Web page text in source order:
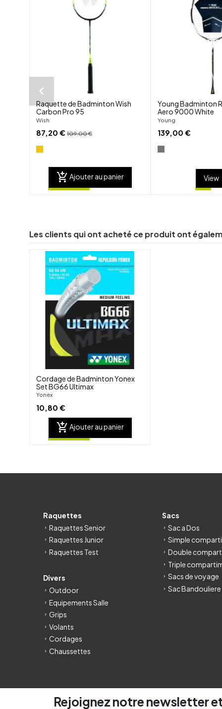
Raquette de Badminton Wish
Carbon Pro 95
Wish
87,20 €109,00 €
add_shopping_cart Ajouter au panier
Young Badminton
Aero 9000 White
Young
139,00 €
View
Les clients qui ont acheté ce produit ont
shuffle
favorite_border
Cordage de Badminton Yonex
Set BG66 Ultimax
Yonex
10,80 €
add_shopping_cart Ajouter au panier
Raquettes
Raquettes Senior
Raquettes Junior
Raquettes Test
Divers
Outdoor
Equipements Salle
Grips
Volants
Cordages
Chaussettes
Sacs
Sac a Dos
Simple
Double
Triple
Sacs de voyage
Sac Bandouliere
Rejoignez notre newsletter